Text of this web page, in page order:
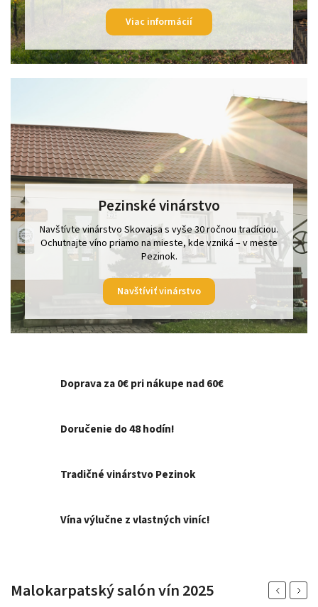
Viac informácií
Pezinské vinárstvo
Navštívte vinárstvo Skovajsa s vyše 30 ročnou tradíciou.
Ochutnajte víno priamo na mieste, kde vzniká – v meste
Pezinok.
Navštíviť vinárstvo
Doprava za 0€ pri nákupe nad 60€
Doručenie do 48 hodín!
Tradičné vinárstvo Pezinok
Vína výlučne z vlastných viníc!
Malokarpatský salón vín 2025 PreviousNext